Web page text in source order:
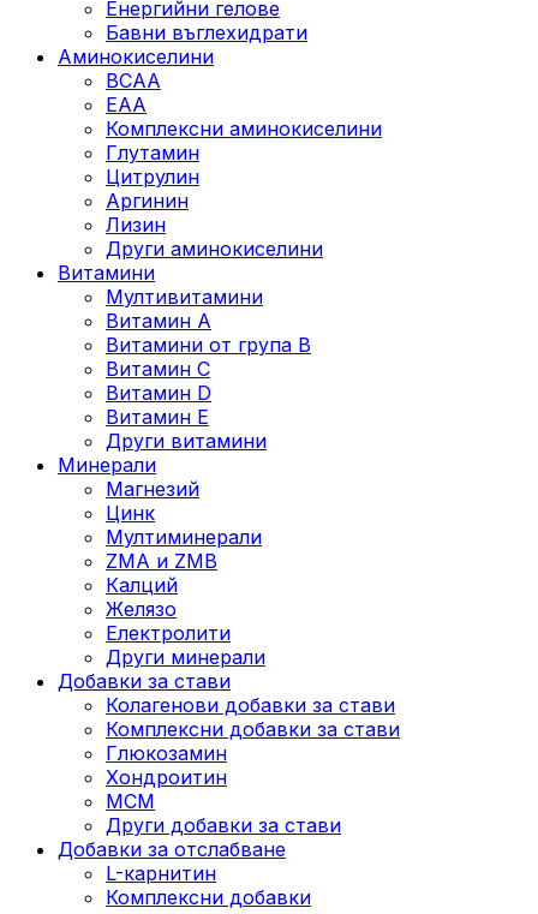
Енергийни гелове
Бавни въглехидрати
Аминокиселини
BCAA
EAA
Комплексни аминокиселини
Глутамин
Цитрулин
Аргинин
Лизин
Други аминокиселини
Витамини
Мултивитамини
Витамин А
Витамини от група B
Витамин C
Витамин D
Витамин E
Други витамини
Минерали
Магнезий
Цинк
Мултиминерали
ZMA и ZMB
Калций
Желязо
Електролити
Други минерали
Добавки за стави
Колагенови добавки за стави
Комплексни добавки за стави
Глюкозамин
Хондроитин
МСМ
Други добавки за стави
Добавки за отслабване
L-карнитин
Комплексни добавки